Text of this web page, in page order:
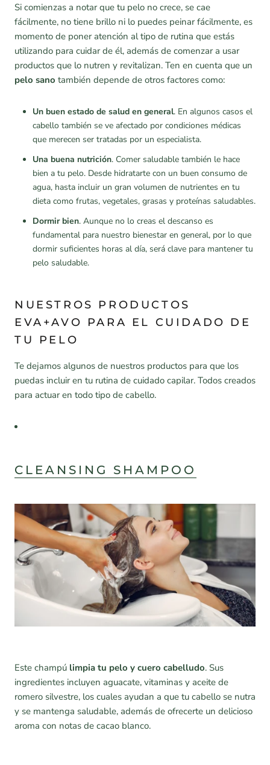
Si comienzas a notar que tu pelo no crece, se cae
fácilmente, no tiene brillo ni lo puedes peinar fácilmente, es
momento de poner atención al tipo de rutina que estás
utilizando para cuidar de él, además de comenzar a usar
productos que lo nutren y revitalizan. Ten en cuenta que un
pelo sano también depende de otros factores como:
Un buen estado de salud en general. En algunos casos el
cabello también se ve afectado por condiciones médicas
que merecen ser tratadas por un especialista.
Una buena nutrición. Comer saludable también le hace
bien a tu pelo. Desde hidratarte con un buen consumo de
agua, hasta incluir un gran volumen de nutrientes en tu
dieta como frutas, vegetales, grasas y proteínas saludables.
Dormir bien. Aunque no lo creas el descanso es
fundamental para nuestro bienestar en general, por lo que
dormir suficientes horas al día, será clave para mantener tu
pelo saludable.
NUESTROS PRODUCTOS
EVA+AVO PARA EL CUIDADO DE
TU PELO
Te dejamos algunos de nuestros productos para que los
puedas incluir en tu rutina de cuidado capilar. Todos creados
para actuar en todo tipo de cabello.
CLEANSING SHAMPOO
Este champú limpia tu pelo y cuero cabelludo. Sus
ingredientes incluyen aguacate, vitaminas y aceite de
romero silvestre, los cuales ayudan a que tu cabello se nutra
y se mantenga saludable, además de ofrecerte un delicioso
aroma con notas de cacao blanco.